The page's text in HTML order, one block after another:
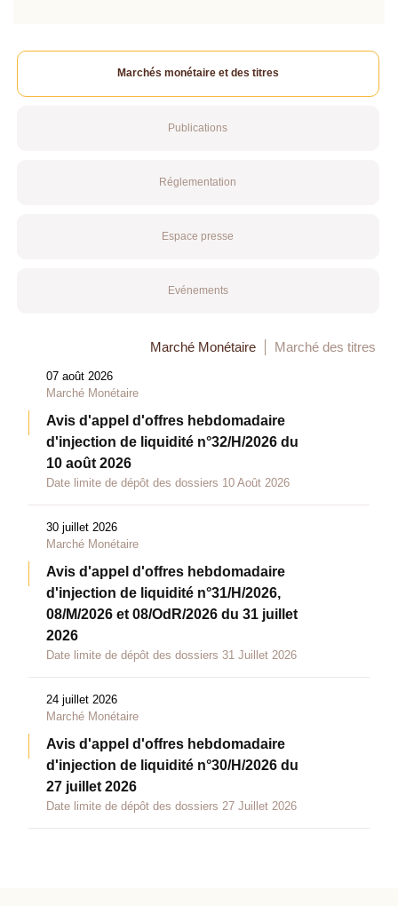
Marchés monétaire et des titres
Publications
Réglementation
Espace presse
Evénements
Marché Monétaire Marché des titres
07 août 2026
Marché Monétaire
Avis d'appel d'offres hebdomadaire
d'injection de liquidité n°32/H/2026 du
10 août 2026
Date limite de dépôt des dossiers 10 Août 2026
30 juillet 2026
Marché Monétaire
Avis d'appel d'offres hebdomadaire
d'injection de liquidité n°31/H/2026,
08/M/2026 et 08/OdR/2026 du 31 juillet
2026
Date limite de dépôt des dossiers 31 Juillet 2026
24 juillet 2026
Marché Monétaire
Avis d'appel d'offres hebdomadaire
d'injection de liquidité n°30/H/2026 du
27 juillet 2026
Date limite de dépôt des dossiers 27 Juillet 2026